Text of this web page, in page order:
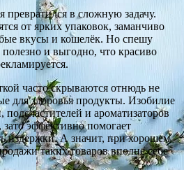
в сложную задачу.
от ярких упаковок, заманчиво
вкусы и кошелёк. Но спешу
и выгодно, что красиво
часто скрываются отнюдь не
для здоровья продукты. Изобилие
подсластителей и ароматизаторов
эффективно помогает
издержки. А значит, при хорошем
таких товаров вполне себе